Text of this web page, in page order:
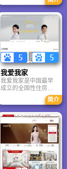
测，比较评测，品牌
评测，搭配评测，公
司评测和卖场评测，
对各装友更关注的评
测项目进行专业测
站。成立于2010年5
月，总部位于天津，
目前已经开通了全国
40多个一线城市分
站。爱装网以为业主
和装饰公司创造价值
为第一责任！通过这
个平台，业主可以尽
快找到性价比更高的
装饰公司，规避装修
风险，规避合同陷
阱。
我爱我家
我爱我家是中国最早
成立的全国性住房经
纪服务企业品牌之
一，公司锚定居住这
一生活刚需场景，主
要围绕居住核心资产
(住宅)的配置(交易与
运营管理)需求提供专
业服务，业务覆盖二
手住宅经纪、新房销
售、房屋资产管理。
简介